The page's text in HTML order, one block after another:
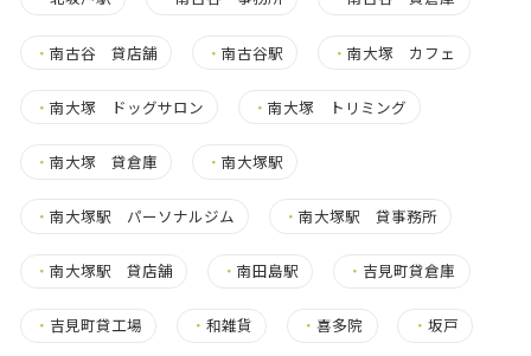
・ 南古谷 貸店舗 ・南古谷駅 ・南大塚 カフェ
・ 南大塚 ドッグサロン ・南大塚 トリミング
・ 南大塚 貸倉庫 ・南大塚駅
・ 南大塚駅 パーソナルジム ・南大塚駅 貸事務所
・ 南大塚駅 貸店舗 ・南田島駅 ・ 吉見町貸倉庫
・ 吉見町貸工場 ・和雑貨 ・喜多院 ・ 坂戸